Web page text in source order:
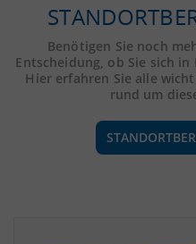
Benötigen Sie noch
Entscheidung, ob Sie sich
Hier erfahren Sie alle
rund um